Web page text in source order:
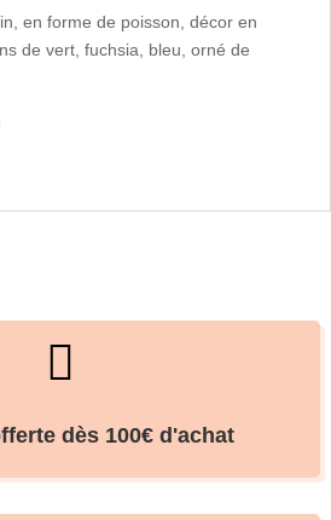
en forme de poisson, décor en
de vert, fuchsia, bleu, orné de

dès 100€ d'achat